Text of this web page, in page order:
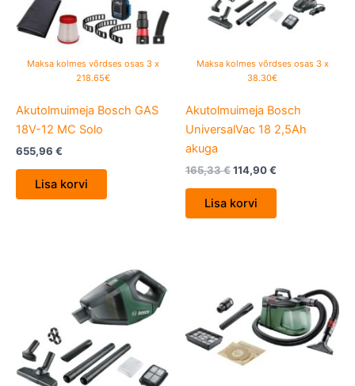
Maksa kolmes võrdses osas 3 x
218.65€
Akutolmuimeja Bosch GAS
18V-12 MC Solo
655,96 €
Lisa korvi
Maksa kolmes võrdses osas 3 x
38.30€
Akutolmuimeja Bosch
UniversalVac 18 2,5Ah
akuga
165,33€114,90€
Lisa korvi